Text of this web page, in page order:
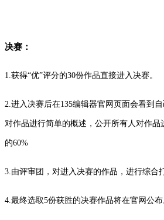
决赛：
1. 获得“优”评分的30份作品直接进入决赛。
2. 进入决赛后在135编辑器官网页面会看到自
对作品进行简单的概述，公开所有人对作
的60%
3. 由评审团，对进入决赛的作品，进行综合
4. 最终选取5份获胜的决赛作品将在官网公布